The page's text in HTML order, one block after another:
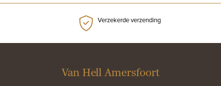
Verzekerde verzending
Van Hell Amersfoort